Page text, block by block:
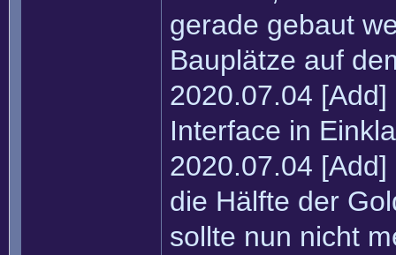
gerade gebaut
Bauplätze auf
2020.07.04
Interface in
2020.07.04
die Hälfte der
sollte nun nicht